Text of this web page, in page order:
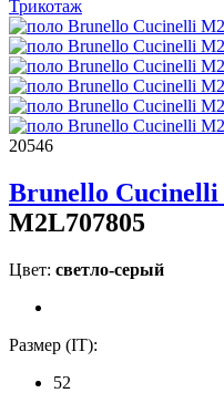
Трикотаж
20546
Brunello Cucinelli
M2L707805
Цвет: светло-серый
Размер (IT):
52